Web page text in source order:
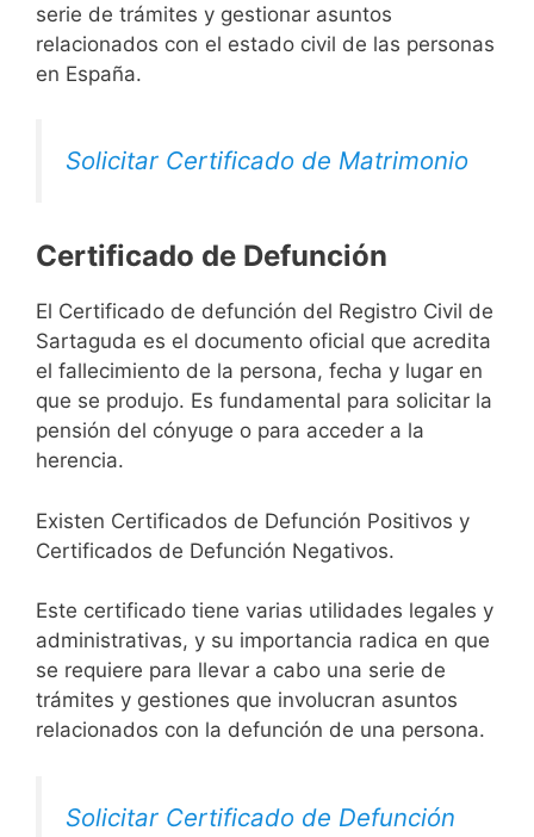
serie de trámites y gestionar asuntos
relacionados con el estado civil de las personas
en España.
Solicitar Certificado de Matrimonio
Certificado de Defunción
El Certificado de defunción del Registro Civil de
Sartaguda es el documento oficial que acredita
el fallecimiento de la persona, fecha y lugar en
que se produjo. Es fundamental para solicitar la
pensión del cónyuge o para acceder a la
herencia.
Existen Certificados de Defunción Positivos y
Certificados de Defunción Negativos.
Este certificado tiene varias utilidades legales y
administrativas, y su importancia radica en que
se requiere para llevar a cabo una serie de
trámites y gestiones que involucran asuntos
relacionados con la defunción de una persona.
Solicitar Certificado de Defunción